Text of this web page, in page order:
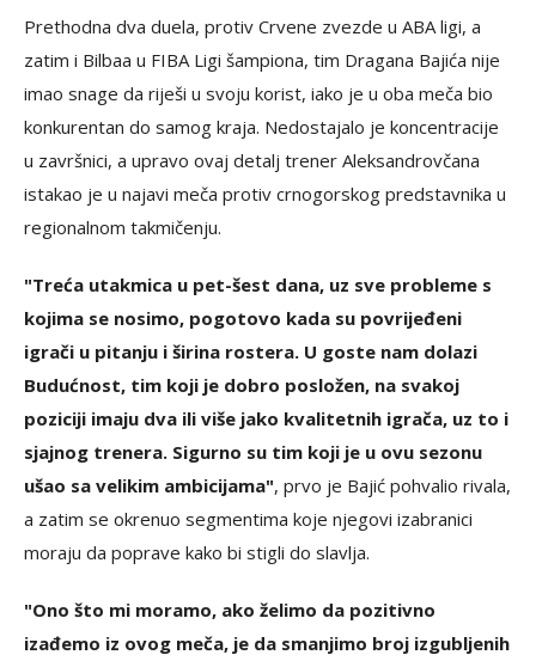
Prethodna dva duela, protiv Crvene zvezde u ABA ligi, a
zatim i Bilbaa u FIBA Ligi šampiona, tim Dragana Bajića nije
imao snage da riješi u svoju korist, iako je u oba meča bio
konkurentan do samog kraja. Nedostajalo je koncentracije
u završnici, a upravo ovaj detalj trener Aleksandrovčana
istakao je u najavi meča protiv crnogorskog predstavnika u
regionalnom takmičenju.
"Treća utakmica u pet-šest dana, uz sve probleme s
kojima se nosimo, pogotovo kada su povrijeđeni
igrači u pitanju i širina rostera. U goste nam dolazi
Budućnost, tim koji je dobro posložen, na svakoj
poziciji imaju dva ili više jako kvalitetnih igrača, uz to i
sjajnog trenera. Sigurno su tim koji je u ovu sezonu
ušao sa velikim ambicijama", prvo je Bajić pohvalio rivala,
a zatim se okrenuo segmentima koje njegovi izabranici
moraju da poprave kako bi stigli do slavlja.
"Ono što mi moramo, ako želimo da pozitivno
izađemo iz ovog meča, je da smanjimo broj izgubljenih